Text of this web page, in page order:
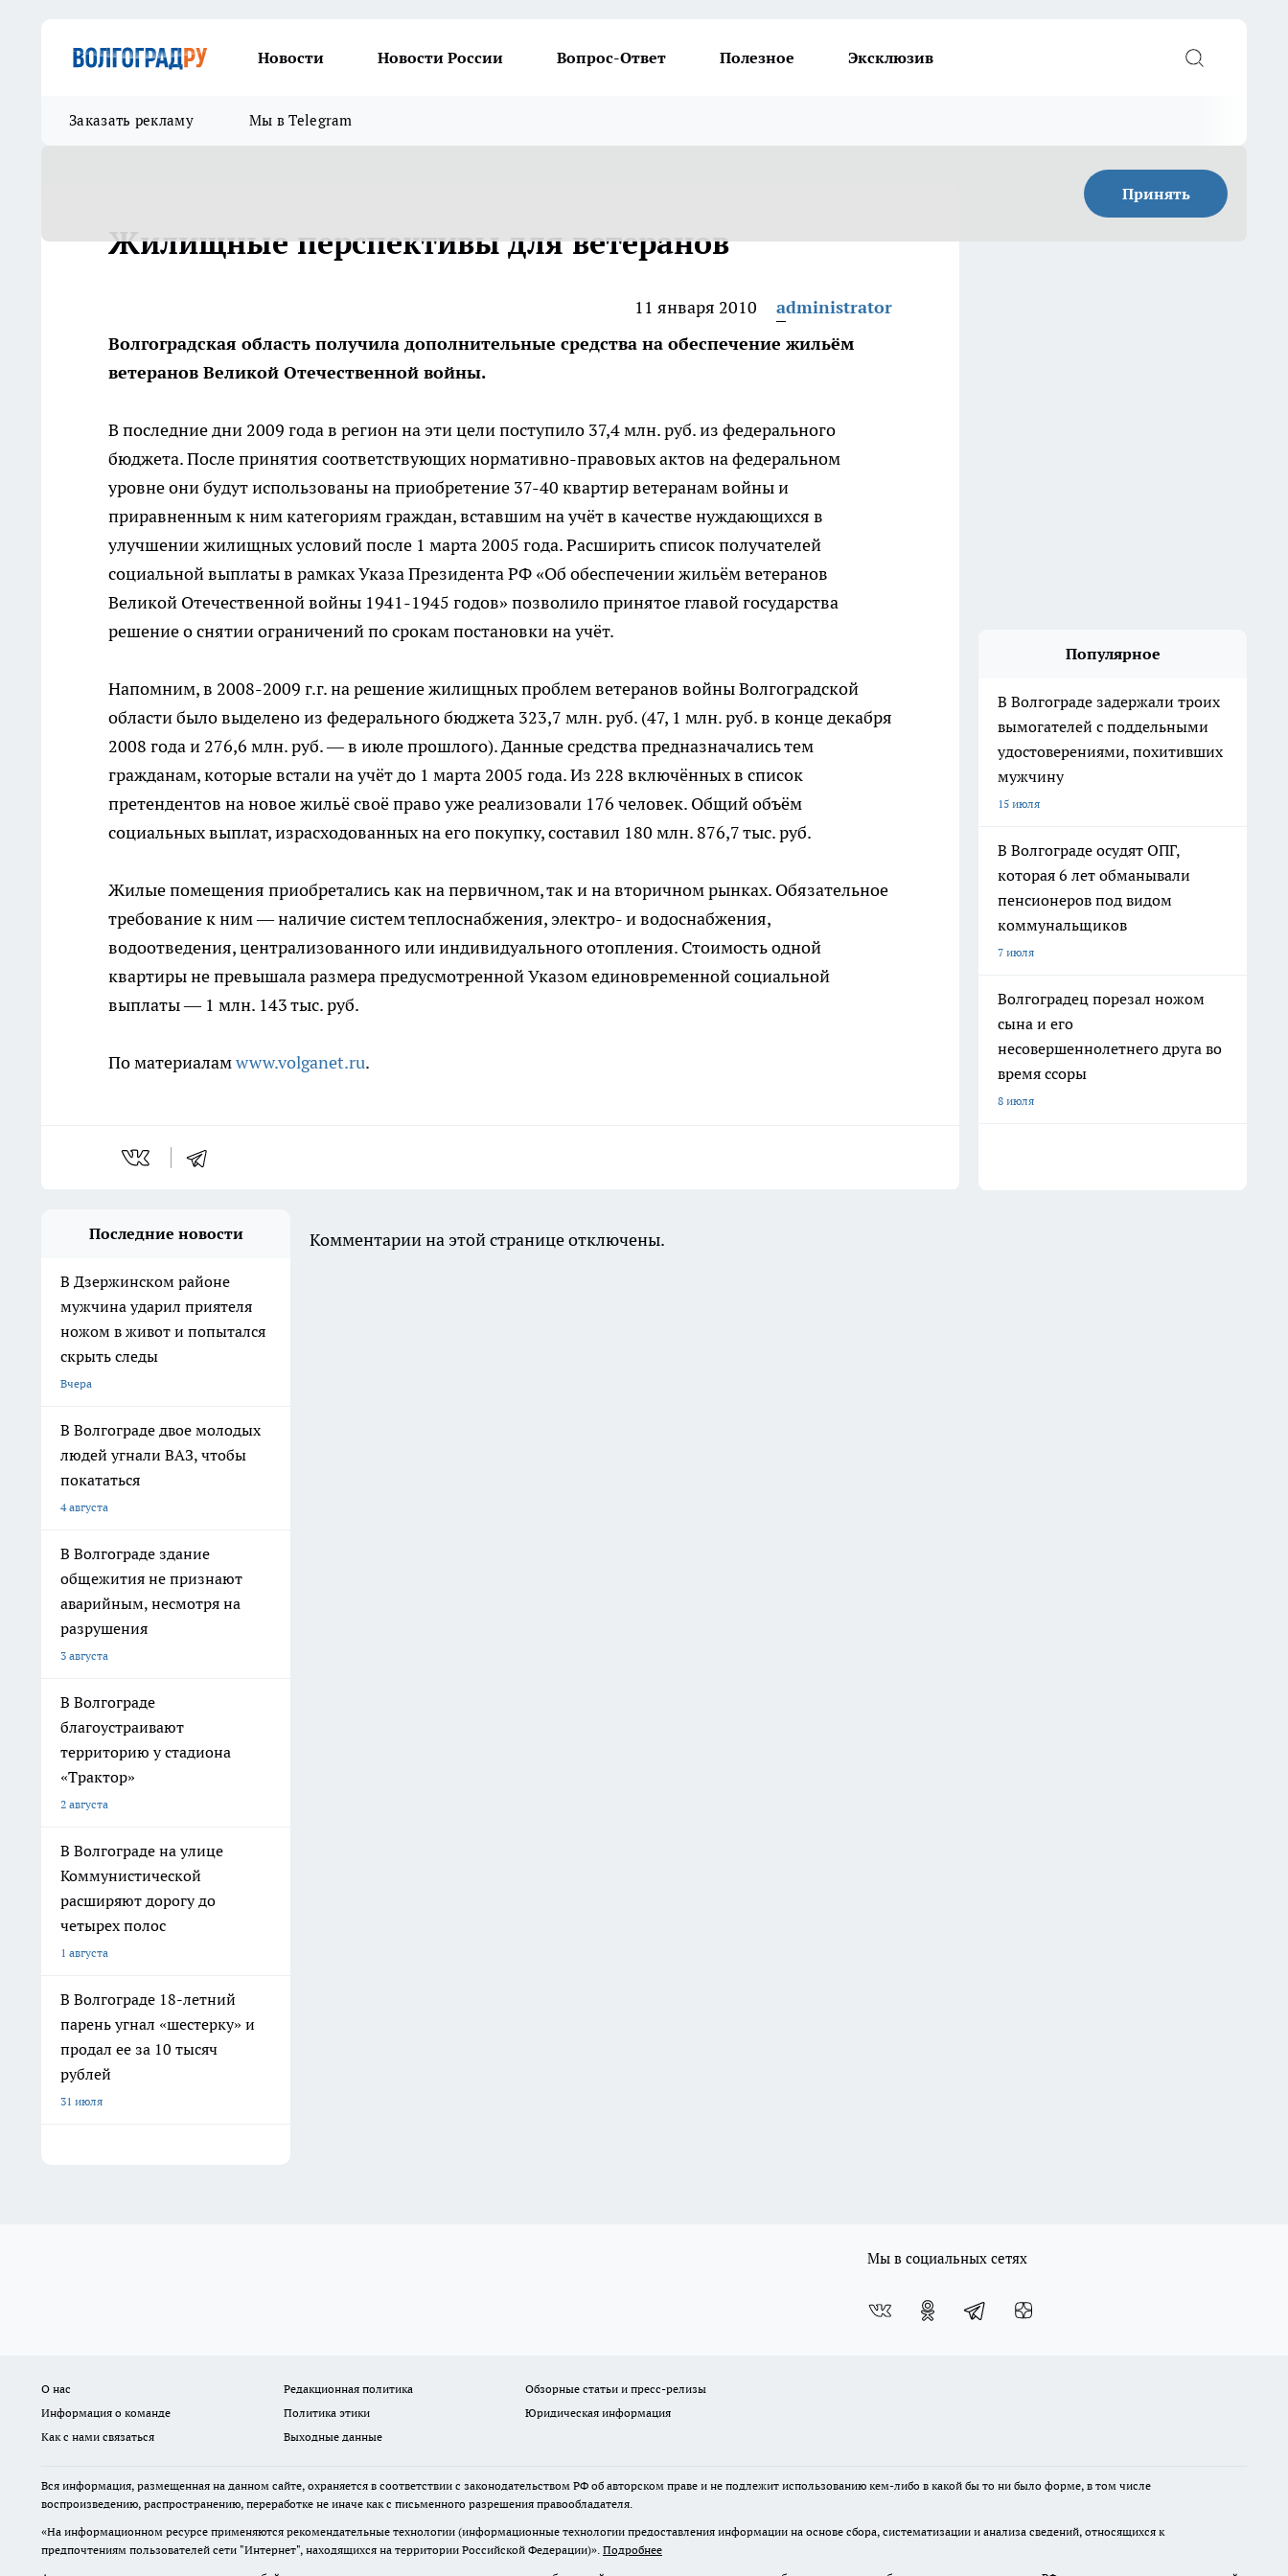
Новости Новости России Вопрос-Ответ Полезное Эксклюзив
Заказать рекламу Мы в Telegram
Принять
Жилищные перспективы для ветеранов
11 января 2010
administrator
Волгоградская область получила дополнительные средства на обеспечение жильём
ветеранов Великой Отечественной войны.
В последние дни 2009 года в регион на эти цели поступило 37,4 млн. руб. из федерального
бюджета. После принятия соответствующих нормативно-правовых актов на федеральном
уровне они будут использованы на приобретение 37-40 квартир ветеранам войны и
приравненным к ним категориям граждан, вставшим на учёт в качестве нуждающихся в
улучшении жилищных условий после 1 марта 2005 года. Расширить список получателей
социальной выплаты в рамках Указа Президента РФ «Об обеспечении жильём ветеранов
Великой Отечественной войны 1941-1945 годов» позволило принятое главой государства
решение о снятии ограничений по срокам постановки на учёт.
Напомним, в 2008-2009 г.г. на решение жилищных проблем ветеранов войны Волгоградской
области было выделено из федерального бюджета 323,7 млн. руб. (47, 1 млн. руб. в конце декабря
2008 года и 276,6 млн. руб. — в июле прошлого). Данные средства предназначались тем
гражданам, которые встали на учёт до 1 марта 2005 года. Из 228 включённых в список
претендентов на новое жильё своё право уже реализовали 176 человек. Общий объём
социальных выплат, израсходованных на его покупку, составил 180 млн. 876,7 тыс. руб.
Жилые помещения приобретались как на первичном, так и на вторичном рынках. Обязательное
требование к ним — наличие систем теплоснабжения, электро- и водоснабжения,
водоотведения, централизованного или индивидуального отопления. Стоимость одной
квартиры не превышала размера предусмотренной Указом единовременной социальной
выплаты — 1 млн. 143 тыс. руб.
По материаламwww.volganet.ru.
Популярное
В Волгограде задержали троих
вымогателей с поддельными
удостоверениями, похитивших
мужчину
15 июля
В Волгограде осудят ОПГ,
которая 6 лет обманывали
пенсионеров под видом
коммунальщиков
7 июля
Волгоградец порезал ножом
сына и его
несовершеннолетнего друга во
время ссоры
8 июля
Последние новости
В Дзержинском районе
мужчина ударил приятеля
ножом в живот и попытался
скрыть следы
Вчера
В Волгограде двое молодых
людей угнали ВАЗ, чтобы
покататься
4 августа
В Волгограде здание
общежития не признают
аварийным, несмотря на
разрушения
3 августа
В Волгограде
благоустраивают
территорию у стадиона
«Трактор»
2 августа
В Волгограде на улице
Коммунистической
расширяют дорогу до
четырех полос
1 августа
В Волгограде 18-летний
парень угнал «шестерку» и
продал ее за 10 тысяч
рублей
31 июля
Комментарии на этой странице отключены.
Мы в социальных сетях
О нас Редакционная политика
Обзорные статьи и пресс-релизы
Информация о команде
Политика этики
Юридическая информация
Как с нами связаться
Выходные данные
Вся информация, размещенная на данном сайте, охраняется в соответствии с законодательством РФ об авторском праве и не подлежит использованию кем-либо в какой бы то ни было форме, в том числе
воспроизведению, распространению, переработке не иначе как с письменного разрешения правообладателя.
«На информационном ресурсе применяются рекомендательные технологии (информационные технологии предоставления информации на основе сбора, систематизации и анализа сведений, относящихся к
предпочтениям пользователей сети "Интернет", находящихся на территории Российской Федерации)». Подробнее